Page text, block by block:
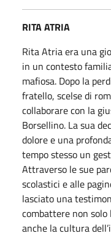
RITA ATRIA
Rita Atria era una
in un contesto
mafiosa. Dopo la
fratello, scelse di
collaborare con la
Borsellino. La sua
dolore e una
tempo stesso un
Attraverso le sue
scolastici e alle
lasciato una
combattere non solo
anche la cultura